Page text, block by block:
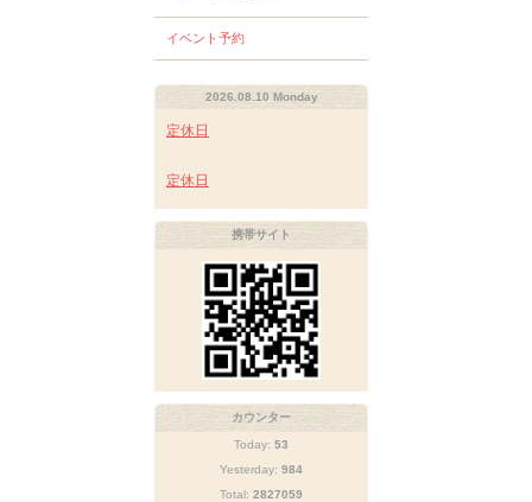
イベント予約
2026.08.10 Monday
定休日
定休日
携帯サイト
カウンター
Today: 53
Yesterday: 984
Total: 2827059